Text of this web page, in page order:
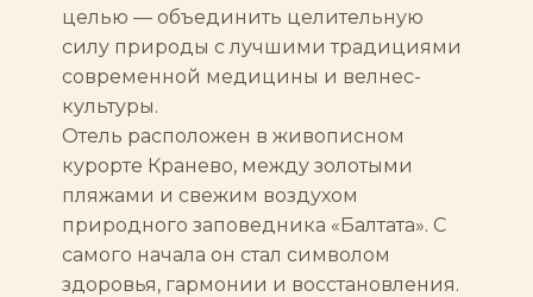
целью — объединить целительную
силу природы с лучшими традициями
современной медицины и велнес-
культуры.
Отель расположен в живописном
курорте Кранево, между золотыми
пляжами и свежим воздухом
природного заповедника «Балтата». С
самого начала он стал символом
здоровья, гармонии и восстановления.